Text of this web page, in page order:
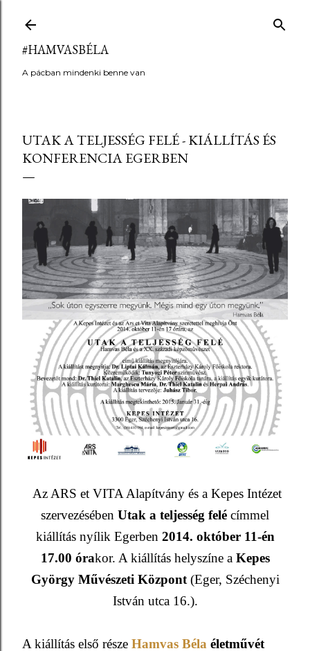
#HAMVASBÉLA
A pácban mindenki benne van
UTAK A TELJESSÉG FELÉ - KIÁLLÍTÁS ÉS
KONFERENCIA EGERBEN
Az ARS et VITA Alapítvány és a Kepes Intézet
szervezésében Utak a teljesség felé címmel
kiállítás nyílik Egerben 2014. október 11-én
17.00 órakor. A kiállítás helyszíne a Kepes
György Művészeti Központ(Eger, Széchenyi
István utca 16.).
A kiállítás első része Hamvas Béla életművét